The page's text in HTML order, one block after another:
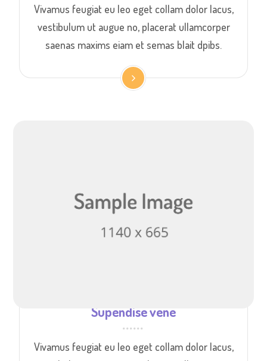
Vivamus feugiat eu leo eget collam dolor lacus,
vestibulum ut augue no, placerat ullamcorper
saenas maxims eiam et semas blait dpibs.
Supendise vene
Vivamus feugiat eu leo eget collam dolor lacus,